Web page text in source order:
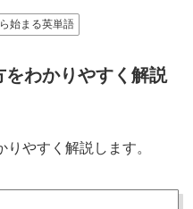
始まる英単語
をわかりやすく解説
りやすく解説します。